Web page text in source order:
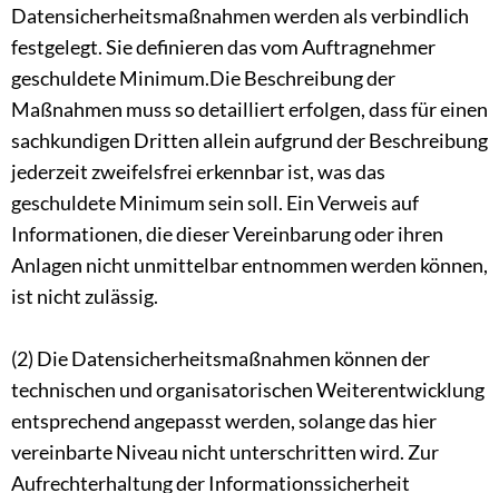
Datensicherheitsmaßnahmen werden als verbindlich
festgelegt. Sie definieren das vom Auftragnehmer
geschuldete Minimum.Die Beschreibung der
Maßnahmen muss so detailliert erfolgen, dass für einen
sachkundigen Dritten allein aufgrund der Beschreibung
jederzeit zweifelsfrei erkennbar ist, was das
geschuldete Minimum sein soll. Ein Verweis auf
Informationen, die dieser Vereinbarung oder ihren
Anlagen nicht unmittelbar entnommen werden können,
ist nicht zulässig.
(2) Die Datensicherheitsmaßnahmen können der
technischen und organisatorischen Weiterentwicklung
entsprechend angepasst werden, solange das hier
vereinbarte Niveau nicht unterschritten wird. Zur
Aufrechterhaltung der Informationssicherheit